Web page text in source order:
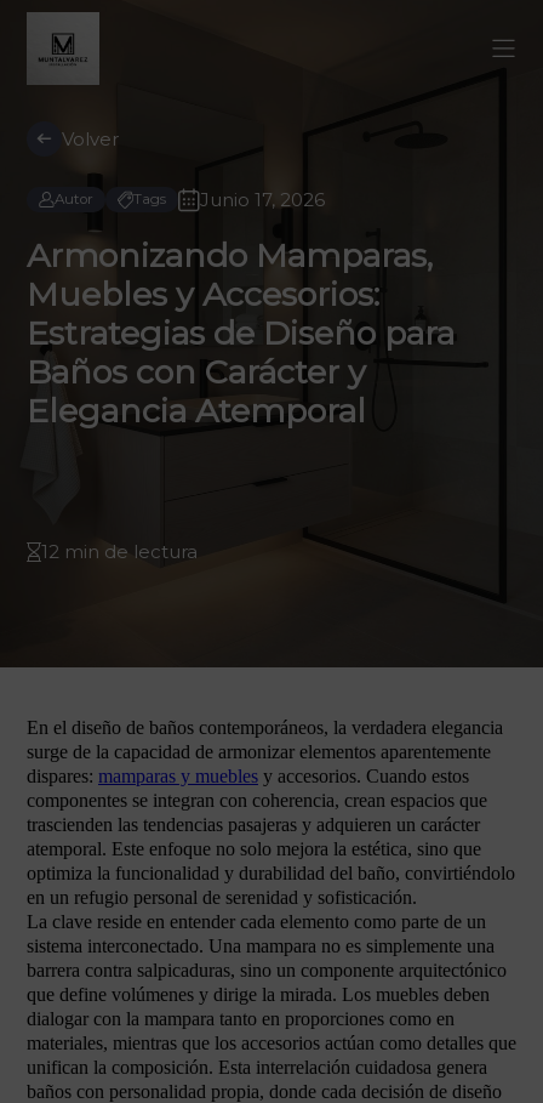
Volver
Autor Tags Junio 17, 2026
Armonizando Mamparas,
Muebles y Accesorios:
Estrategias de Diseño para
Baños con Carácter y
Elegancia Atemporal
12 min de lectura
En el diseño de baños contemporáneos, la verdadera elegancia
surge de la capacidad de armonizar elementos aparentemente
dispares: mamparas y muebles y accesorios. Cuando estos
componentes se integran con coherencia, crean espacios que
trascienden las tendencias pasajeras y adquieren un carácter
atemporal. Este enfoque no solo mejora la estética, sino que
optimiza la funcionalidad y durabilidad del baño, convirtiéndolo
en un refugio personal de serenidad y sofisticación.
La clave reside en entender cada elemento como parte de un
sistema interconectado. Una mampara no es simplemente una
barrera contra salpicaduras, sino un componente arquitectónico
que define volúmenes y dirige la mirada. Los muebles deben
dialogar con la mampara tanto en proporciones como en
materiales, mientras que los accesorios actúan como detalles que
unifican la composición. Esta interrelación cuidadosa genera
baños con personalidad propia, donde cada decisión de diseño